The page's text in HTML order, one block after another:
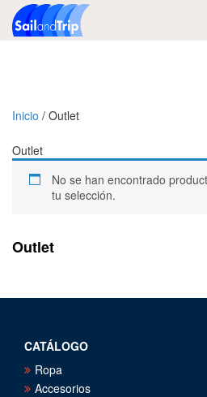
Inicio / Outlet
Outlet
No se han encontrado
tu selección.
Outlet
CATÁLOGO
Ropa
Accesorios